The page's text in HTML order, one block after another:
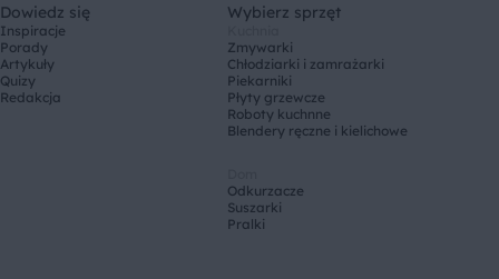
Dowiedz się
Inspiracje
Porady
Artykuły
Quizy
Redakcja
Wybierz sprzęt
Zmywarki
Chłodziarki i zamrażarki
Piekarniki
Płyty grzewcze
Roboty kuchnne
Blendery ręczne i kielichowe
Odkurzacze
Suszarki
Pralki